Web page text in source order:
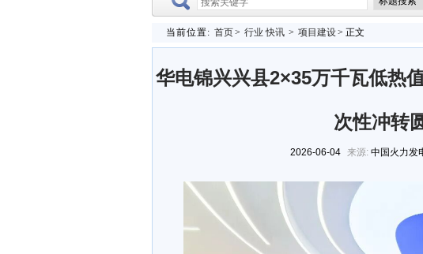
当前位置: 首页> 行业 快讯 > 项目建设> 正文
华电锦兴兴县2×35万千瓦低热
次性冲转
2026-06-04 来源: 中国火力发